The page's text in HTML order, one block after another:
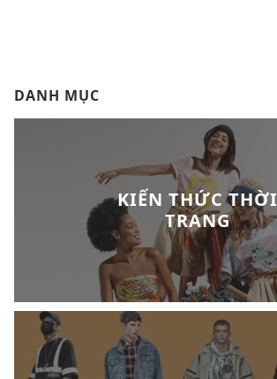
DANH MỤC
KIẾN THỨC THỜI
TRANG